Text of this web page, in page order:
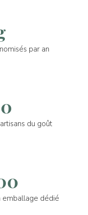
par an
du goût
emballage dédié